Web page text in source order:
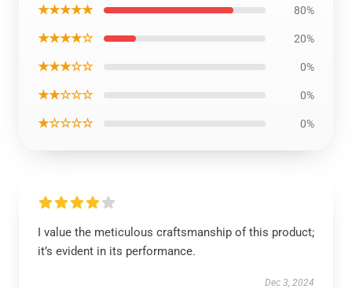
★★★★★ 80%
★★★★☆ 20%
★★★☆☆ 0%
★★☆☆☆ 0%
★☆☆☆☆ 0%
I value the meticulous craftsmanship of this product;
it’s evident in its performance.
Dec 3, 2024